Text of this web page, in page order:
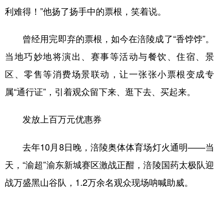
利难得！”他扬了扬手中的票根，笑着说。
曾经用完即弃的票根，如今在涪陵成了“香饽饽”。
当地巧妙地将演出、赛事等活动与餐饮、住宿、景
区、零售等消费场景联动，让一张张小票根变成专
属“通行证”，引着观众留下来、逛下去、买起来。
发放上百万元优惠券
去年10月8日晚，涪陵奥体体育场灯火通明——当
天，“渝超”渝东新城赛区激战正酣，涪陵国药太极队迎
战万盛黑山谷队，1.2万余名观众现场呐喊助威。